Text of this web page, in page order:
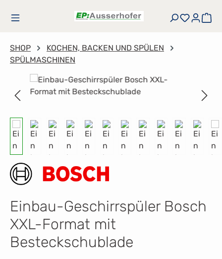
Zum Hauptinhalt springen
Du hast
SHOP
KOCHEN, BACKEN UND SPÜLEN
SPÜLMASCHINEN
Bildergalerie überspringen
Einbau-Geschirrspüler Bosch
XXL-Format mit
Besteckschublade